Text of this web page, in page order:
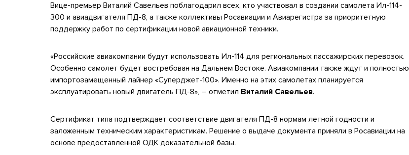
Вице-премьер Виталий Савельев поблагодарил всех, кто участвовал в создании самолета Ил-114-
300 и авиадвигателя ПД-8, а также коллективы Росавиации и Авиарегистра за приоритетную
поддержку работ по сертификации новой авиационной техники.
«Российские авиакомпании будут использовать Ил-114 для региональных пассажирских перевозок.
Особенно самолет будет востребован на Дальнем Востоке. Авиакомпании также ждут и полностью
импортозамещенный лайнер «Суперджет-100». Именно на этих самолетах планируется
эксплуатировать новый двигатель ПД-8», – отметил Виталий Савельев.
Сертификат типа подтверждает соответствие двигателя ПД-8 нормам летной годности и
заложенным техническим характеристикам. Решение о выдаче документа приняли в Росавиации на
основе предоставленной ОДК доказательной базы.